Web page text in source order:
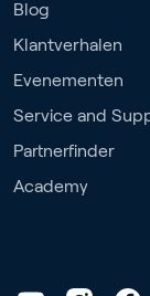
Blog
Klantverhalen
Evenementen
Service and
Partnerfinder
Academy